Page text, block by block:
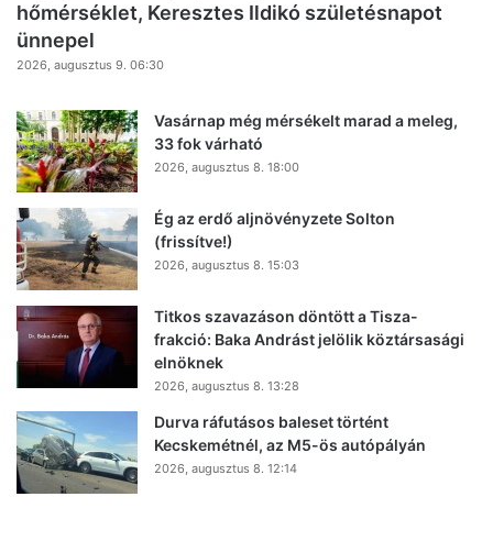
hőmérséklet, Keresztes Ildikó születésnapot
ünnepel
2026, augusztus 9. 06:30
Vasárnap még mérsékelt marad a meleg,
33 fok várható
2026, augusztus 8. 18:00
Ég az erdő aljnövényzete Solton
(frissítve!)
2026, augusztus 8. 15:03
Titkos szavazáson döntött a Tisza-
frakció: Baka Andrást jelölik köztársasági
elnöknek
2026, augusztus 8. 13:28
Durva ráfutásos baleset történt
Kecskemétnél, az M5-ös autópályán
2026, augusztus 8. 12:14